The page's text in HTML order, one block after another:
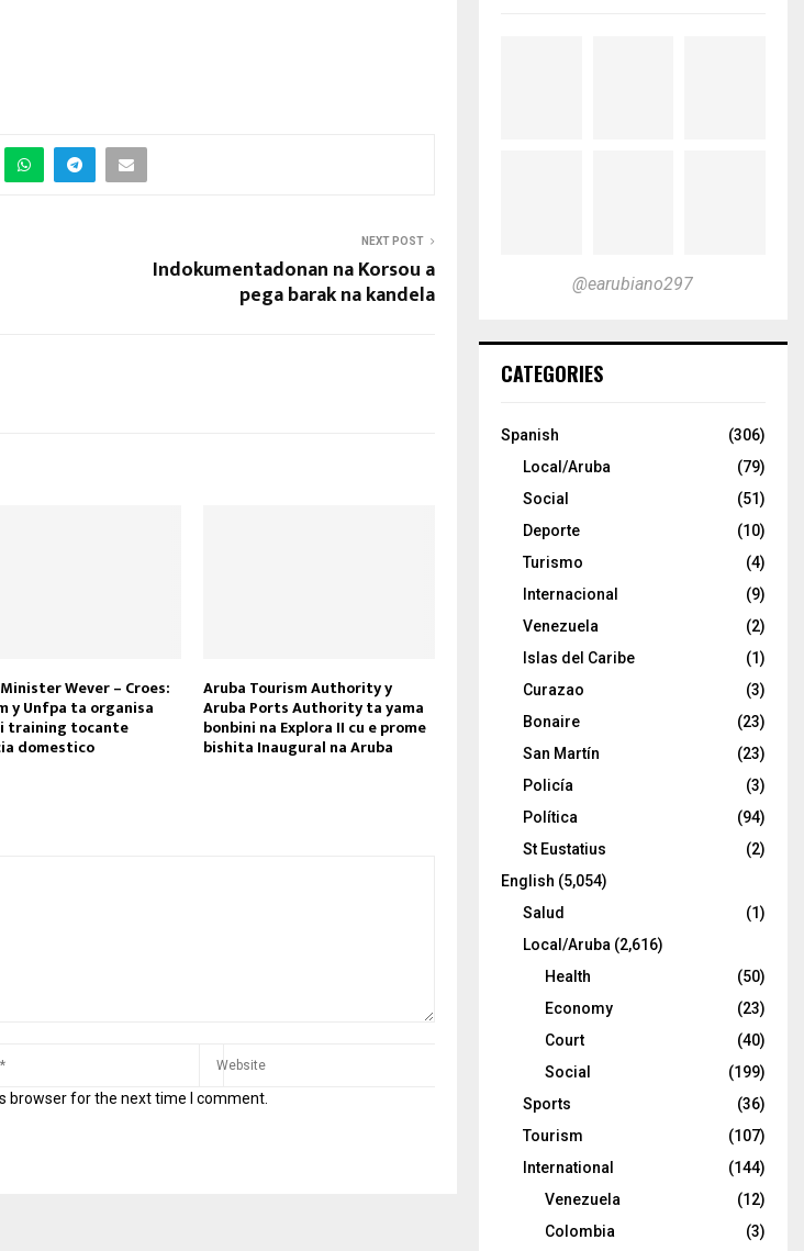
NEXT POST
Indokumentadonan na Korsou a
pega barak na kandela
Wever – Croes:
y Unfpa ta organisa
training tocante
domestico
Aruba Tourism Authority y
Aruba Ports Authority ta yama
bonbini na Explora II cu e prome
bishita Inaugural na Aruba
browser for the next time I comment.
@earubiano297
CATEGORIES
Spanish
(306)
Local/Aruba
(79)
Social
(51)
Deporte
(10)
Turismo
(4)
Internacional
(9)
Venezuela
(2)
Islas del Caribe
(1)
Curazao
(3)
Bonaire
(23)
San Martín
(23)
Policía
(3)
Política
(94)
St Eustatius
(2)
English (5,054)
Salud
(1)
Local/Aruba (2,616)
Health
(50)
Economy
(23)
Court
(40)
Social
(199)
Sports
(36)
Tourism
(107)
International
(144)
Venezuela
(12)
Colombia
(3)